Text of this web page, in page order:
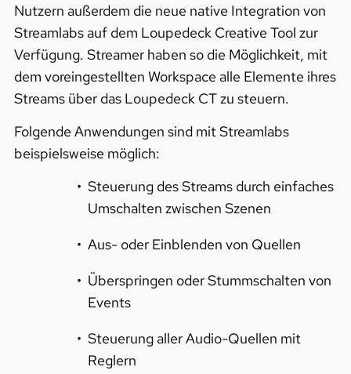
Nutzern außerdem die neue native Integration von
Streamlabs auf dem Loupedeck Creative Tool zur
Verfügung. Streamer haben so die Möglichkeit, mit
dem voreingestellten Workspace alle Elemente ihres
Streams über das Loupedeck CT zu steuern.
Folgende Anwendungen sind mit Streamlabs
beispielsweise möglich:
Steuerung des Streams durch einfaches
Umschalten zwischen Szenen
Aus- oder Einblenden von Quellen
Überspringen oder Stummschalten von
Events
Steuerung aller Audio-Quellen mit
Reglern